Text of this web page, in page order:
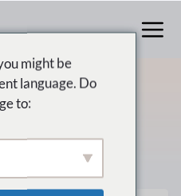
might be
language. Do
to: